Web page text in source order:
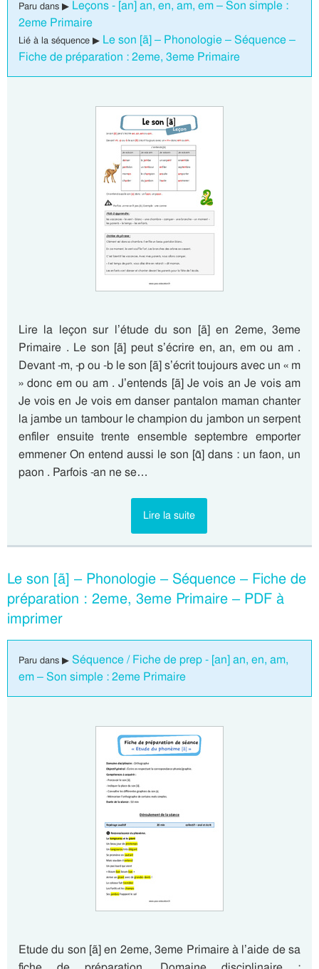
Paru dans ▶ Leçons - [an] an, en, am, em – Son simple :
2eme Primaire
Lié à la séquence ▶ Le son [ã] – Phonologie – Séquence –
Fiche de préparation : 2eme, 3eme Primaire
Lire la leçon sur l’étude du son [ã] en 2eme, 3eme
Primaire . Le son [ã] peut s’écrire en, an, em ou am .
Devant -m, -p ou -b le son [ã] s’écrit toujours avec un « m
» donc em ou am . J’entends [ã] Je vois an Je vois am
Je vois en Je vois em danser pantalon maman chanter
la jambe un tambour le champion du jambon un serpent
enfiler ensuite trente ensemble septembre emporter
emmener On entend aussi le son [ɑ̃] dans : un faon, un
paon . Parfois -an ne se…
Lire la suite
Le son [ã] – Phonologie – Séquence – Fiche de
préparation : 2eme, 3eme Primaire – PDF à
imprimer
Paru dans ▶ Séquence / Fiche de prep - [an] an, en, am,
em – Son simple : 2eme Primaire
Etude du son [ã] en 2eme, 3eme Primaire à l’aide de sa